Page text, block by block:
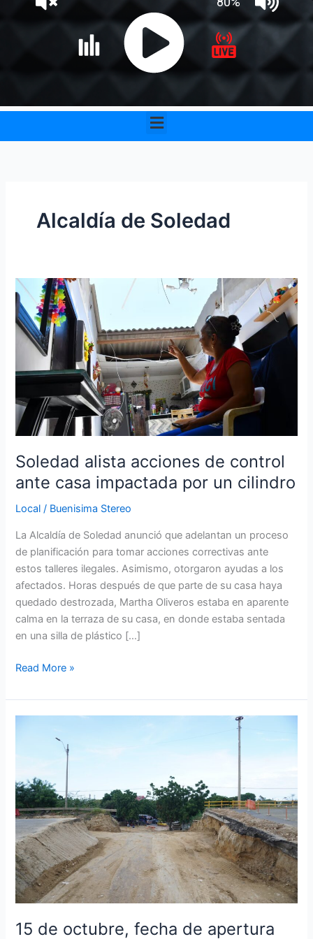
Menu
Alcaldía de Soledad
Soledad alista acciones de control
ante casa impactada por un cilindro
Local / Buenisima Stereo
La Alcaldía de Soledad anunció que adelantan un proceso
de planificación para tomar acciones correctivas ante
estos talleres ilegales. Asimismo, otorgaron ayudas a los
afectados. Horas después de que parte de su casa haya
quedado destrozada, Martha Oliveros estaba en aparente
calma en la terraza de su casa, en donde estaba sentada
en una silla de plástico […]
Soledad
alista
acciones
de
control
ante
impactada
por
un
cilindro
Read More »
15 de octubre, fecha de apertura
de
apertura
del
puente
de
la
30,
anunció
Alcaldía